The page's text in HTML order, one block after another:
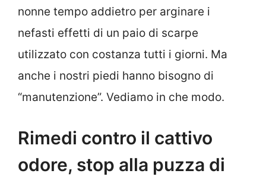
nonne tempo addietro per arginare i
nefasti effetti di un paio di scarpe
utilizzato con costanza tutti i giorni. Ma
anche i nostri piedi hanno bisogno di
“manutenzione”. Vediamo in che modo.
Rimedi contro il cattivo
odore, stop alla puzza di